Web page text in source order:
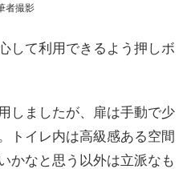
者撮影
して利用できるよう押しボ
しましたが、扉は手動で少
トイレ内は高級感ある空間
かなと思う以外は立派なも